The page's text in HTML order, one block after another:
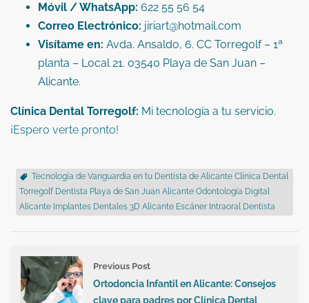
Móvil / WhatsApp: 622 55 56 54
Correo Electrónico: jiriart@hotmail.com
Visítame en: Avda. Ansaldo, 6. CC Torregolf – 1ª
planta – Local 21. 03540 Playa de San Juan –
Alicante.
Clínica Dental Torregolf: Mi tecnología a tu servicio.
¡Espero verte pronto!
Tecnología de Vanguardia en tu Dentista de Alicante Clínica Dental
Torregolf Dentista Playa de San Juan Alicante Odontología Digital
Alicante Implantes Dentales 3D Alicante Escáner Intraoral Dentista
Previous Post
Ortodoncia Infantil en Alicante: Consejos
clave para padres por Clínica Dental